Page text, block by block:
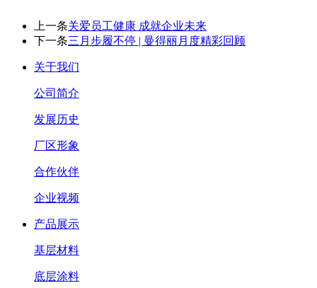
上一条关爱员工健康 成就企业未来
下一条三月步履不停 | 曼得丽月度精彩回顾
关于我们
公司简介
发展历史
厂区形象
合作伙伴
企业视频
产品展示
基层材料
底层涂料